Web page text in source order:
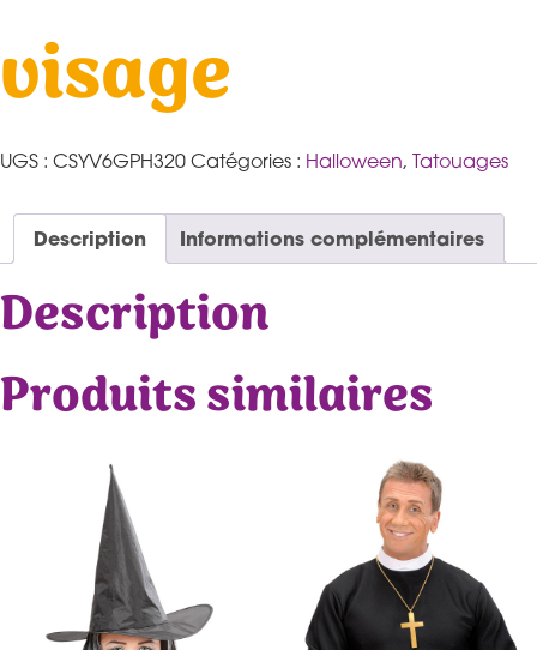
visage
UGS : CSYV6GPH320 Catégories : Halloween, Tatouages
Description Informations complémentaires
Description
Produits similaires